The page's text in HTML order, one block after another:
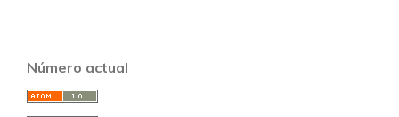
Número actual